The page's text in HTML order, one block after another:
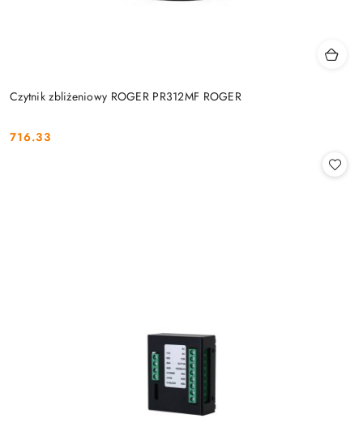
Czytnik zbliżeniowy ROGER PR312MF ROGER
Cena:
716.33